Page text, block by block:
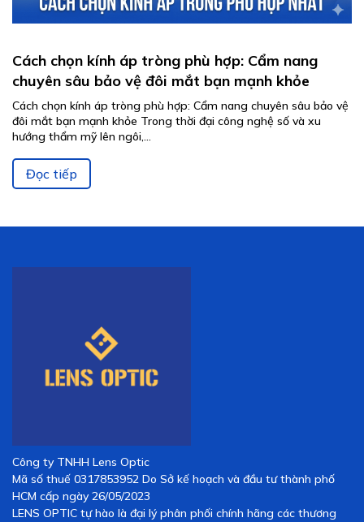
Cách chọn kính áp tròng phù hợp: Cẩm nang
chuyên sâu bảo vệ đôi mắt bạn mạnh khỏe
Cách chọn kính áp tròng phù hợp: Cẩm nang chuyên sâu bảo vệ
đôi mắt bạn mạnh khỏe Trong thời đại công nghệ số và xu
hướng thẩm mỹ lên ngôi,...
Đọc tiếp
Công ty TNHH Lens Optic
Mã số thuế 0317853952 Do Sở kế hoạch và đầu tư thành phố
HCM cấp ngày 26/05/2023
LENS OPTIC tự hào là đại lý phân phối chính hãng các thương